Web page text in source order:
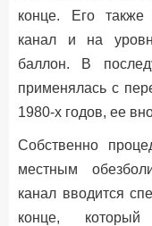
конце. Его также
канал и на
баллон. В
применялась с
1980-х годов, ее
Собственно
местным
канал вводится
конце,